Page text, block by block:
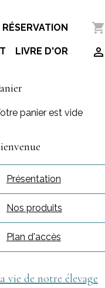
RÉSERVATION
LIVRE D'OR
panier est vide
Présentation
Nos produits
Plan d'accès
vie de notre élevage